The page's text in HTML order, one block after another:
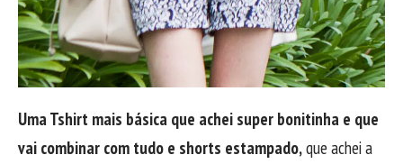
Uma Tshirt mais básica que achei super bonitinha e que
vai combinar com tudo e shorts estampado,que achei a